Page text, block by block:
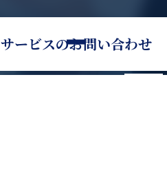
サービスのお問い合わせ